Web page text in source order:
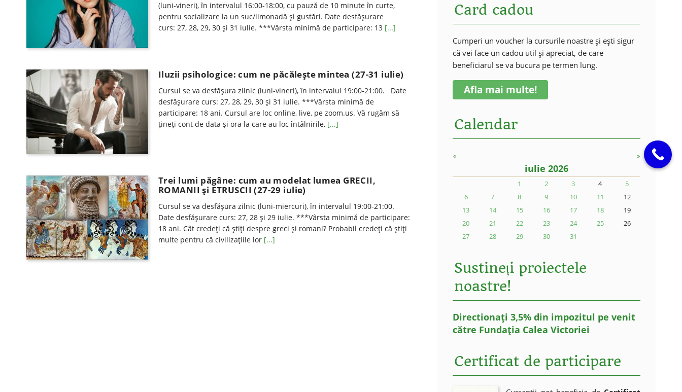
(luni-vineri), în intervalul 16:00-18:00, cu pauză de 10 minute în curte,
pentru socializare la un suc/limonadă şi gustări. Date desfăşurare
curs: 27, 28, 29, 30 şi 31 iulie. ***Vârsta minimă de participare: 13 [...]
Iluzii psihologice: cum ne păcăleşte mintea (27-31 iulie)
Cursul se va desfăşura zilnic (luni-vineri), în intervalul 19:00-21:00. Date
desfăşurare curs: 27, 28, 29, 30 şi 31 iulie. ***Vârsta minimă de
participare: 18 ani. Cursul are loc online, live, pe zoom.us. Vă rugăm să
ţineţi cont de data şi ora la care au loc întâlnirile, [...]
Trei lumi păgâne: cum au modelat lumea GRECII,
ROMANII şi ETRUSCII (27-29 iulie)
Cursul se va desfăşura zilnic (luni-miercuri), în intervalul 19:00-21:00.
Date desfăşurare curs: 27, 28 și 29 iulie. ***Vârsta minimă de participare:
18 ani. Cât credeți că știți despre greci și romani? Probabil credeți că știți
multe pentru că civilizațiile lor [...]
Card cadou
Cumperi un voucher la cursurile noastre și ești sigur
că vei face un cadou util și apreciat, de care
beneficiarul se va bucura pe termen lung.
Afla mai multe!
Calendar
« »
iulie 2026
1 2 3 4
5
6
7 8 9 10 11
12
13
14 15 16 17 18
19
20
21 22 23 24 25
26
27
28 29 30 31
Sustineți proiectele
noastre!
Directionați 3,5% din impozitul pe venit
către Fundația Calea Victoriei
Certificat de participare